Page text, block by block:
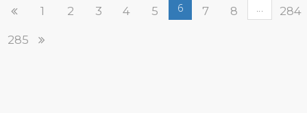
1 2 3 4 5 6 7 8 ... 284
285